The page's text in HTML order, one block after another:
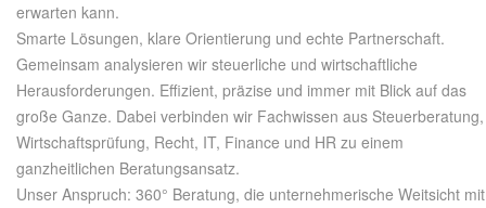
erwarten kann.
Smarte Lösungen, klare Orientierung und echte Partnerschaft.
Gemeinsam analysieren wir steuerliche und wirtschaftliche
Herausforderungen. Effizient, präzise und immer mit Blick auf das
große Ganze. Dabei verbinden wir Fachwissen aus Steuerberatung,
Wirtschaftsprüfung, Recht, IT, Finance und HR zu einem
ganzheitlichen Beratungsansatz.
Unser Anspruch: 360° Beratung, die unternehmerische Weitsicht mit